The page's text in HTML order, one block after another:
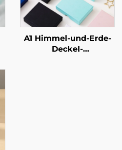
A1 Himmel-und-Erde-
Deckel-